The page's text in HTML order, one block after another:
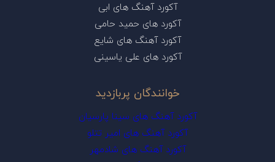
آکورد آهنگ های ابی
آکورد های حمید حامی
آکورد آهنگ های شایع
آکورد های علی یاسینی
خوانندگان پربازدید
آکورد آهنگ های سینا پارسیان
آکورد آهنگ های امیر تتلو
آکورد آهنگ های شادمهر